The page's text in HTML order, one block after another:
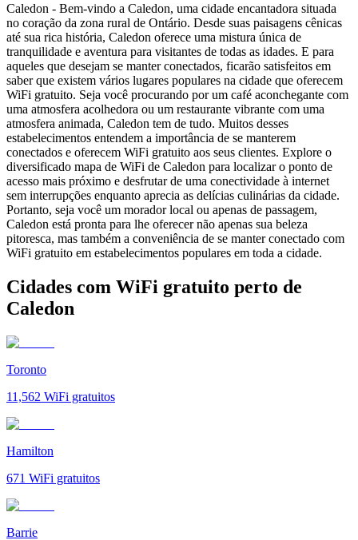
Caledon - Bem-vindo a Caledon, uma cidade encantadora situada
no coração da zona rural de Ontário. Desde suas paisagens cênicas
até sua rica história, Caledon oferece uma mistura única de
tranquilidade e aventura para visitantes de todas as idades. E para
aqueles que desejam se manter conectados, ficarão satisfeitos em
saber que existem vários lugares populares na cidade que oferecem
WiFi gratuito. Seja você procurando por um café aconchegante com
uma atmosfera acolhedora ou um restaurante vibrante com uma
atmosfera animada, Caledon tem de tudo. Muitos desses
estabelecimentos entendem a importância de se manterem
conectados e oferecem WiFi gratuito aos seus clientes. Explore o
diversificado mapa de WiFi de Caledon para localizar o ponto de
acesso mais próximo e desfrutar de uma conectividade à internet
sem interrupções enquanto aprecia as delícias culinárias da cidade.
Portanto, seja você um morador local ou apenas de passagem,
Caledon está pronta para lhe oferecer não apenas sua beleza
pitoresca, mas também a conveniência de se manter conectado com
WiFi gratuito em estabelecimentos populares em toda a cidade.
Cidades com WiFi gratuito perto de
Caledon
Toronto
11,562 WiFi gratuitos
Hamilton
671 WiFi gratuitos
Barrie